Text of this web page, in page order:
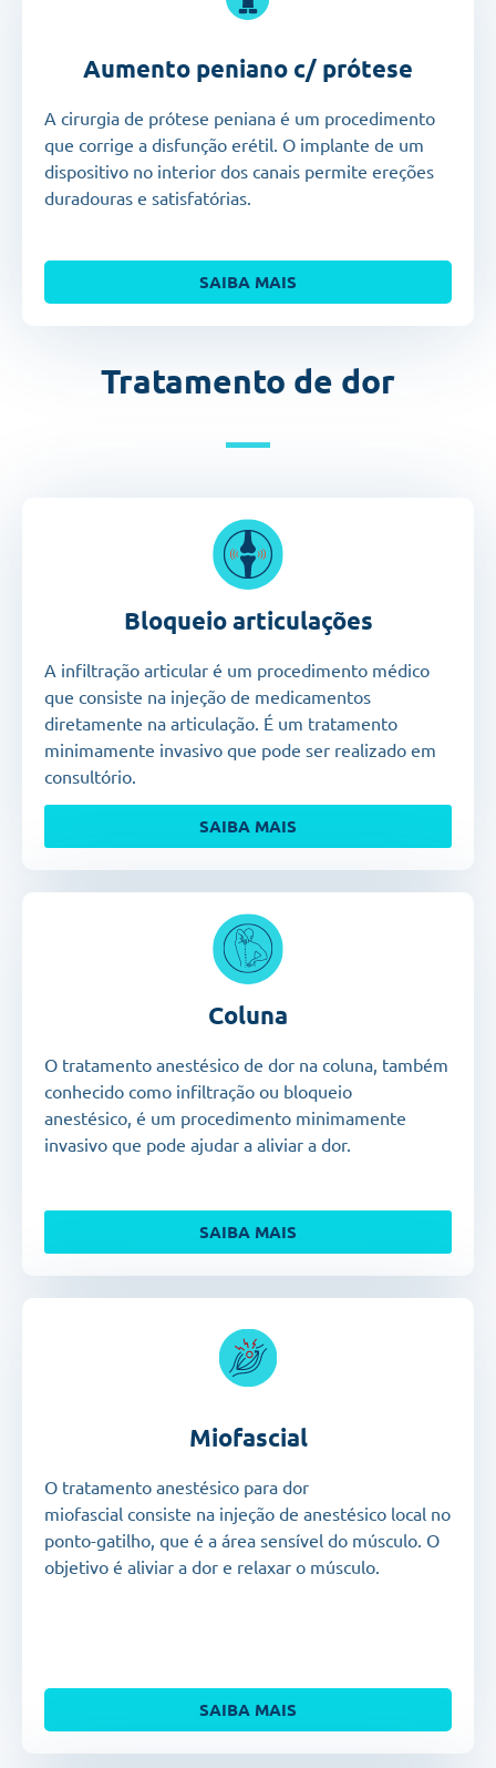
Aumento peniano c/ prótese
A cirurgia de prótese peniana é um procedimento
que corrige a disfunção erétil. O implante de um
dispositivo no interior dos canais permite ereções
duradouras e satisfatórias.
SAIBA MAIS
Tratamento de dor
Bloqueio articulações
A infiltração articular é um procedimento médico
que consiste na injeção de medicamentos
diretamente na articulação. É um tratamento
minimamente invasivo que pode ser realizado em
consultório.
SAIBA MAIS
Coluna
O tratamento anestésico de dor na coluna, também
conhecido como infiltração ou bloqueio
anestésico, é um procedimento minimamente
invasivo que pode ajudar a aliviar a dor.
SAIBA MAIS
Miofascial
O tratamento anestésico para dor
miofascial consiste na injeção de anestésico local no
ponto-gatilho, que é a área sensível do músculo. O
objetivo é aliviar a dor e relaxar o músculo.
SAIBA MAIS